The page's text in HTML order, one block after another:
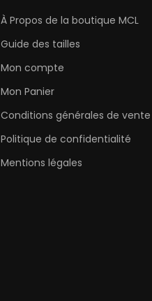
À Propos de la boutique MCL
Guide des tailles
Mon compte
Mon Panier
Conditions générales de vente
Politique de confidentialité
Mentions légales